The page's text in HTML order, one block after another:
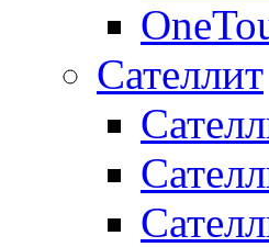
Сателлит